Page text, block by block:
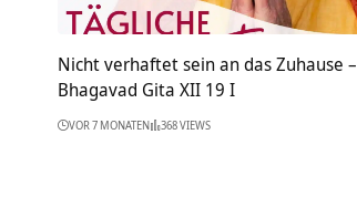
Nicht verhaftet sein an das Zuhause –
Bhagavad Gita XII 19 I
VOR 7 MONATEN 368 VIEWS